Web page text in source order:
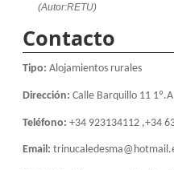
(Autor:RETU)
Contacto
Tipo:Alojamientos rurales
Dirección:Calle Barquillo 11
Teléfono:+34 923134112 ,+34
Email: